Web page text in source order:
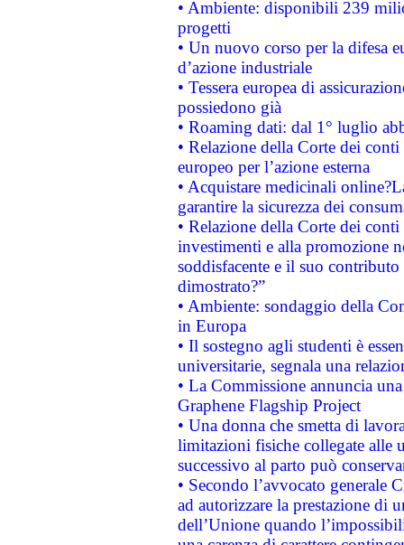
• Ambiente: disponibili 239
progetti
• Un nuovo corso per la difesa
d’azione industriale
• Tessera europea di
possiedono già
• Roaming dati: dal 1° luglio
• Relazione della Corte dei
europeo per l’azione esterna
• Acquistare medicinali
garantire la sicurezza dei
• Relazione della Corte dei
investimenti e alla promozione
soddisfacente e il suo
dimostrato?”
• Ambiente: sondaggio della
in Europa
• Il sostegno agli studenti è
universitarie, segnala una
• La Commissione annuncia
Graphene Flagship Project
• Una donna che smetta di
limitazioni fisiche collegate alle
successivo al parto può
• Secondo l’avvocato
ad autorizzare la prestazione di
dell’Unione quando